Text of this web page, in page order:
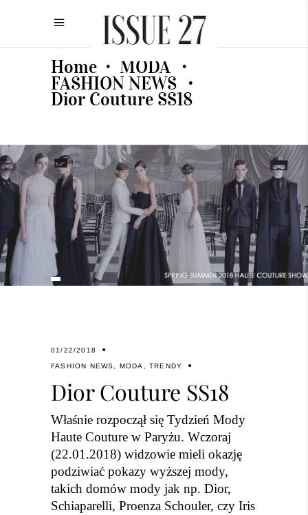
Home • MODA •
FASHION NEWS •
Dior Couture SS18
01/22/2018
FASHION NEWS, MODA ,TRENDY
Dior Couture SS18
Właśnie rozpoczął się Tydzień Mody
Haute Couture w Paryżu. Wczoraj
(22.01.2018) widzowie mieli okazję
podziwiać pokazy wyższej mody,
takich domów mody jak np. Dior,
Schiaparelli, Proenza Schouler, czy Iris